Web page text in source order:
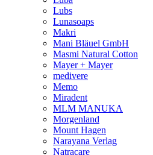
Lubs
Lunasoaps
Makri
Mani Bläuel GmbH
Masmi Natural Cotton
Mayer + Mayer
medivere
Memo
Miradent
MLM MANUKA
Morgenland
Mount Hagen
Narayana Verlag
Natracare